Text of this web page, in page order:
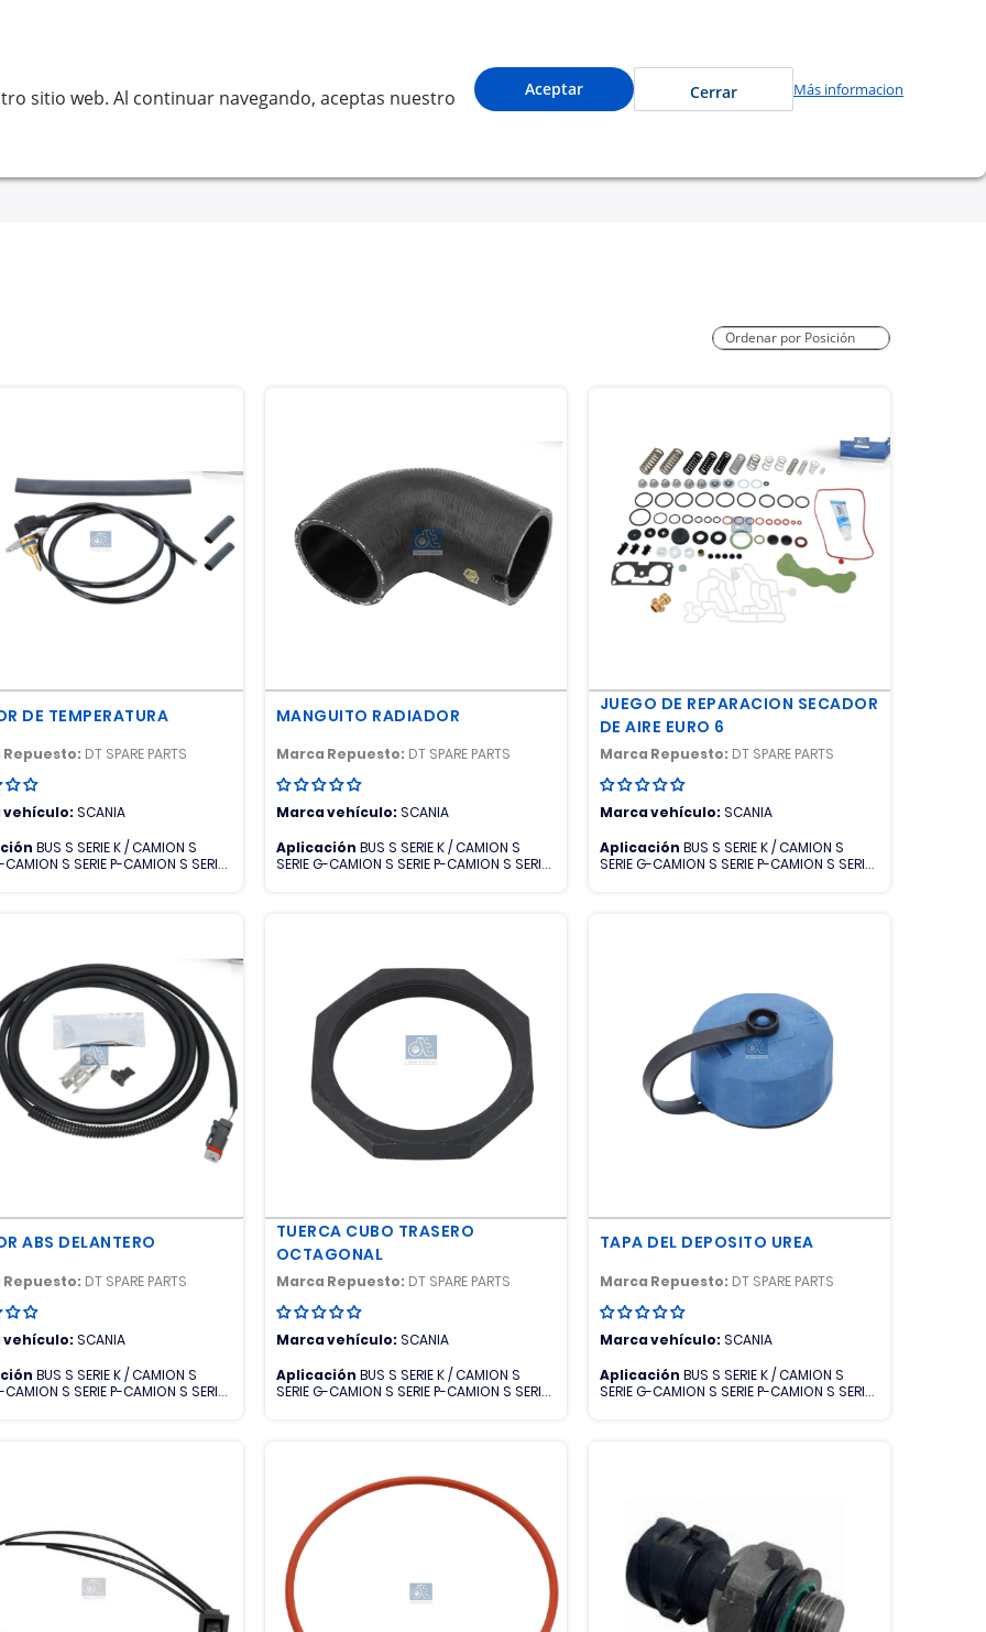
sitio web. Al continuar navegando, aceptas nuestro
Aceptar Cerrar Más informacion
Cuenta Mi Carrito
DE TEMPERATURA
Repuesto: DT SPARE PARTS
vehículo: SCANIA
BUS S SERIE K / CAMION S
CAMION S SERIE P-CAMION S SERIE
MANGUITO RADIADOR
Marca Repuesto: DT SPARE PARTS
Marca vehículo:SCANIA
Aplicación BUS S SERIE K / CAMION S
SERIE G-CAMION S SERIE P-CAMION S SERIE
JUEGO DE REPARACION SECADOR
DE AIRE EURO 6
Marca Repuesto: DT SPARE PARTS
Marca vehículo:SCANIA
Aplicación BUS S SERIE K / CAMION S
SERIE G-CAMION S SERIE P-CAMION S SERIE
ABS DELANTERO
Repuesto: DT SPARE PARTS
vehículo: SCANIA
BUS S SERIE K / CAMION S
CAMION S SERIE P-CAMION S SERIE
TUERCA CUBO TRASERO
OCTAGONAL
Marca Repuesto: DT SPARE PARTS
Marca vehículo:SCANIA
Aplicación BUS S SERIE K / CAMION S
SERIE G-CAMION S SERIE P-CAMION S SERIE
TAPA DEL DEPOSITO UREA
Marca Repuesto: DT SPARE PARTS
Marca vehículo:SCANIA
Aplicación BUS S SERIE K / CAMION S
SERIE G-CAMION S SERIE P-CAMION S SERIE